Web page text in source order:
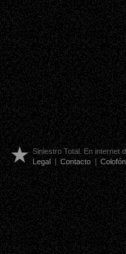
Siniestro Total. En internet
Legal | Contacto | Colofón